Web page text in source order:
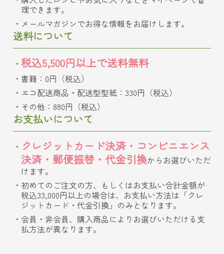
理できます。
メールマガジンでお得な情報をお届けします。
送料について
税込5,500円以上で送料無料
書籍：0円（税込）
エコ配送商品・配送型型紙：330円（税込）
その他：880円（税込）
お支払いについて
クレジットカード決済・コンビニエンス
決済・郵便振替・代金引換からお選びいただ
けます。
初めてのご注文の方、もしくはお支払い合計金額が
税込33,000円以上の場合は、お支払い方法は「クレ
ジットカード・代金引換」のみとなります。
会員・非会員、購入商品によりお選びいただける支
払方法が異なります。